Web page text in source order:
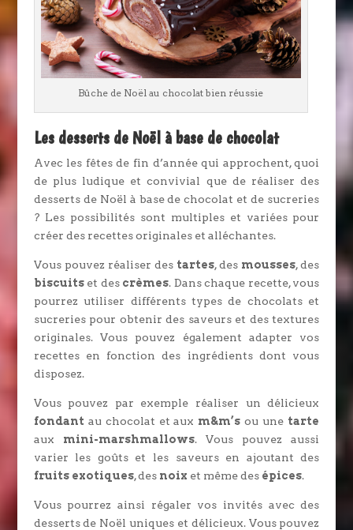
Bûche de Noël au chocolat bien réussie
Les desserts de Noël à base de chocolat
Avec les fêtes de fin d’année qui approchent, quoi
de plus ludique et convivial que de réaliser des
desserts de Noël à base de chocolat et de sucreries
? Les possibilités sont multiples et variées pour
créer des recettes originales et alléchantes.
Vous pouvez réaliser des tartes, des mousses, des
biscuitset des crèmes. Dans chaque recette, vous
pourrez utiliser différents types de chocolats et
sucreries pour obtenir des saveurs et des textures
originales. Vous pouvez également adapter vos
recettes en fonction des ingrédients dont vous
disposez.
Vous pouvez par exemple réaliser un délicieux
fondant au chocolat et aux m&m’s ou une tarte
aux mini-marshmallows. Vous pouvez aussi
varier les goûts et les saveurs en ajoutant des
fruits exotiques, des noix et même des épices.
Vous pourrez ainsi régaler vos invités avec des
desserts de Noël uniques et délicieux. Vous pouvez